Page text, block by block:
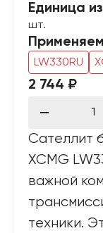
Единица
шт.
LW330RU
2 744 ₽
Сателлит
XCMG
важной
техники.